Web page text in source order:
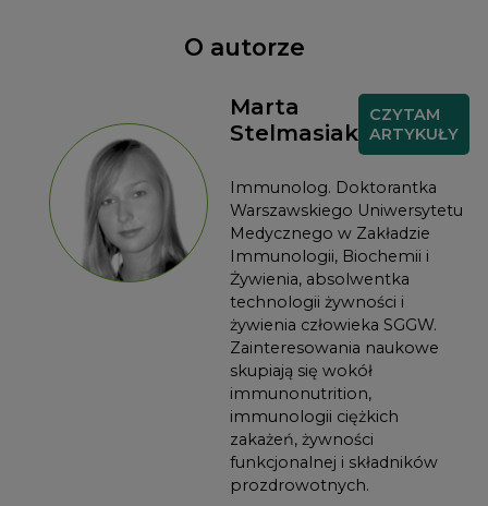
O autorze
Marta
Stelmasiak
CZYTAM
ARTYKUŁY
Immunolog. Doktorantka
Warszawskiego Uniwersytetu
Medycznego w Zakładzie
Immunologii, Biochemii i
Żywienia, absolwentka
technologii żywności i
żywienia człowieka SGGW.
Zainteresowania naukowe
skupiają się wokół
immunonutrition,
immunologii ciężkich
zakażeń, żywności
funkcjonalnej i składników
prozdrowotnych.